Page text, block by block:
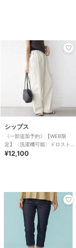
シップス
《一部追加予約》【WEB限
定】〈洗濯機可能〉ドロスト
ベイカー パンツ
¥12,100